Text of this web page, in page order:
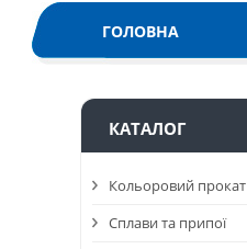
ГОЛОВНА
КАТАЛОГ
Кольоровий прокат
Сплави та припої